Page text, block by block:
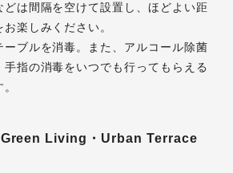
どは間隔を空けて設置し、ほどよい距
楽しみください。
ーブルを消毒。また、アルコール除菌
手指の消毒をいつでも行ってもらえる
Living・Urban Terrace